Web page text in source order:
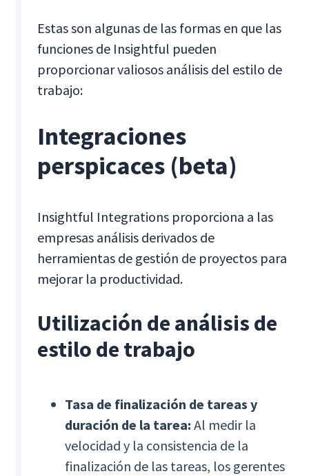
Estas son algunas de las formas en que las
funciones de Insightful pueden
proporcionar valiosos análisis del estilo de
trabajo:
Integraciones
perspicaces (beta)
Insightful Integrations proporciona a las
empresas análisis derivados de
herramientas de gestión de proyectos para
mejorar la productividad.
Utilización de análisis de
estilo de trabajo
Tasa de finalización de tareas y
duración de la tarea: Al medir la
velocidad y la consistencia de la
finalización de las tareas, los gerentes